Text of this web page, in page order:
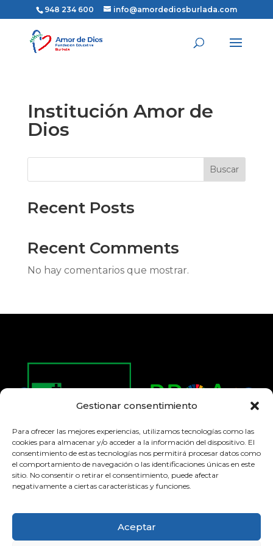
Gestionar consentimiento
Para ofrecer las mejores experiencias, utilizamos tecnologías como las
cookies para almacenar y/o acceder a la información del dispositivo. El
consentimiento de estas tecnologías nos permitirá procesar datos como
el comportamiento de navegación o las identificaciones únicas en este
sitio. No consentir o retirar el consentimiento, puede afectar
negativamente a ciertas características y funciones.
Aceptar
948 234 600 info@amordediosburlada.com
Institución Amor de
Dios
Buscar
Recent Posts
Recent Comments
No hay comentarios que mostrar.